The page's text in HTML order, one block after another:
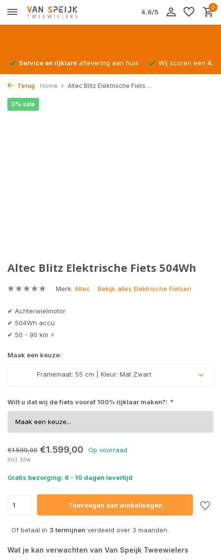
4.6/5
0
Service en rijklare aflevering aan huis Wij scoren een
Terug Home Altec Blitz Elektrische Fiets ...
Altec Blitz Elektrische Fiets 504Wh
0% sale
Merk: Altec Bekijk alles Elektrische Fietsen
✔ Achterwielmotor
✔ 504Wh accu
✔ 50 - 90 km ⚡
Maak een keuze:
Framemaat: 55 cm | Kleur: Mat Zwart
Wilt u dat wij de fiets vooraf 100% rijklaar maken?: *
€1.599,00 €1.599,00 Op voorraad
Incl. btw
Gratis bezorging: 6 - 10 dagen levertijd
Toevoegen aan winkelwagen
Of betaal in 3 termijnen verdeeld over 3 maanden.
Wat je kan verwachten van Van Speijk Tweewielers